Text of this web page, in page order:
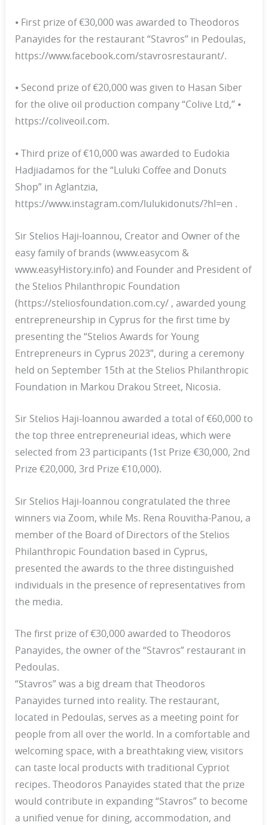
⦁ First prize of €30,000 was awarded to Theodoros
Panayides for the restaurant “Stavros” in Pedoulas,
https://www.facebook.com/stavrosrestaurant/.
⦁ Second prize of €20,000 was given to Hasan Siber
for the olive oil production company “Colive Ltd,” ⦁
https://coliveoil.com.
⦁ Third prize of €10,000 was awarded to Eudokia
Hadjiadamos for the “Luluki Coffee and Donuts
Shop” in Aglantzia,
https://www.instagram.com/lulukidonuts/?hl=en .
Sir Stelios Haji-Ioannou, Creator and Owner of the
easy family of brands (www.easycom &
www.easyHistory.info) and Founder and President of
the Stelios Philanthropic Foundation
(https://steliosfoundation.com.cy/ , awarded young
entrepreneurship in Cyprus for the first time by
presenting the “Stelios Awards for Young
Entrepreneurs in Cyprus 2023”, during a ceremony
held on September 15th at the Stelios Philanthropic
Foundation in Markou Drakou Street, Nicosia.
Sir Stelios Haji-Ioannou awarded a total of €60,000 to
the top three entrepreneurial ideas, which were
selected from 23 participants (1st Prize €30,000, 2nd
Prize €20,000, 3rd Prize €10,000).
Sir Stelios Haji-Ioannou congratulated the three
winners via Zoom, while Ms. Rena Rouvitha-Panou, a
member of the Board of Directors of the Stelios
Philanthropic Foundation based in Cyprus,
presented the awards to the three distinguished
individuals in the presence of representatives from
the media.
The first prize of €30,000 awarded to Theodoros
Panayides, the owner of the “Stavros” restaurant in
Pedoulas.
“Stavros” was a big dream that Theodoros
Panayides turned into reality. The restaurant,
located in Pedoulas, serves as a meeting point for
people from all over the world. In a comfortable and
welcoming space, with a breathtaking view, visitors
can taste local products with traditional Cypriot
recipes. Theodoros Panayides stated that the prize
would contribute in expanding “Stavros” to become
a unified venue for dining, accommodation, and